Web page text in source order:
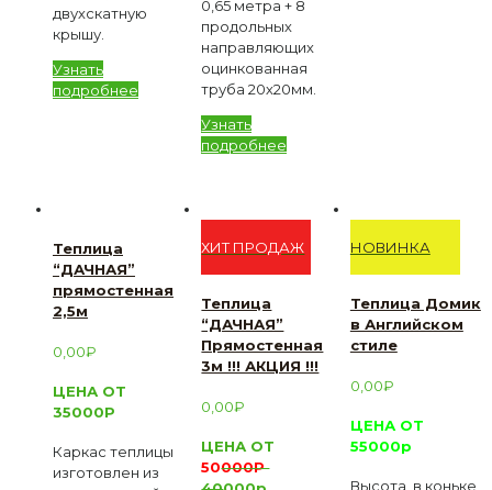
двухскатную
крышу.
Узнать
подробнее
0,65 метра + 8
продольных
направляющих
оцинкованная
труба 20х20мм.
Узнать
подробнее
Теплица
“ДАЧНАЯ”
прямостенная
2,5м
0,00₽
ЦЕНА ОТ
35000Р
Каркас теплицы
изготовлен из
ХИТ ПРОДАЖ
Теплица
“ДАЧНАЯ”
Прямостенная
3м !!! АКЦИЯ !!!
0,00₽
ЦЕНА ОТ
50000Р
НОВИНКА
Теплица Домик
в Английском
стиле
0,00₽
ЦЕНА ОТ
55000р
Высота в коньке